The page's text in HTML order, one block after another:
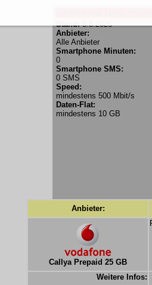
Stand:8.8.2026
Anbieter:
Alle Anbieter
Smartphone Minuten:
0
Smartphone SMS:
0 SMS
Speed:
mindestens 500 Mbit/s
Daten-Flat:
mindestens 10 GB
Anbieter:
Callya Prepaid 25 GB
Weitere Infos: